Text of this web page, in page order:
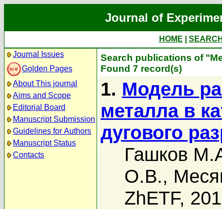
Journal of
HOME
Journal Issues
Golden Pages
About This journal
Aims and Scope
Editorial Board
Manuscript Submission
Guidelines for Authors
Manuscript Status
Contacts
Search publications of
Found 7 record(s)
1. Модель
металла в
дугового
Гашков
О.В.,
ZhETF,